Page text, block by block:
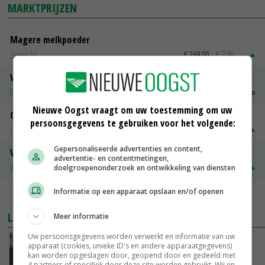
MARKTPRIJZEN
Magere melkpoeder
Zuivel NL
€ 269,00 € 7,00
Vleeskuikens 2001-2600 gr
Barneveld
€ 1,09
Gerst
Groningen
€ 197,00 € 2,00
Volle melkpoeder
Zuivel NL
€ 345,00 € 20,00
MEER MARKTPRIJZEN
LAATSTE NIEUWS
‘Samenwerking A-ware en Amalthea gaat
zorgen voor meer balans’
Nieuwe Oogst vraagt om uw toestemming om uw
persoonsgegevens te gebruiken voor het volgende:
Gepersonaliseerde advertenties en content,
advertentie- en contentmetingen,
doelgroepenonderzoek en ontwikkeling van diensten
Informatie op een apparaat opslaan en/of openen
Meer informatie
Uw persoonsgegevens worden verwerkt en informatie van uw
apparaat (cookies, unieke ID's en andere apparaatgegevens)
kan worden opgeslagen door, geopend door en gedeeld met